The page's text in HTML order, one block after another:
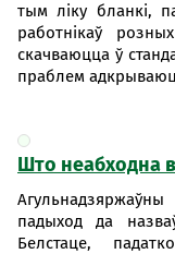
тым ліку бланкі,
работнікаў
скачваюцца ў
праблем
Што неабходна
падыход да
Белстаце,